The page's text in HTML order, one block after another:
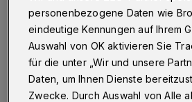
Wuppertal· Für ein blütenreiches
sofort in der Zentralbibliothek
abgegeben und / oder
Bibliothek stellt hierzu leere
Verfügung.
personenbezogene Daten wie
eindeutige Kennungen auf Ihrem
Auswahl von OK aktivieren Sie
für die unter „Wir und unsere
Daten, um Ihnen Dienste
Zwecke. Durch Auswahl von Alle